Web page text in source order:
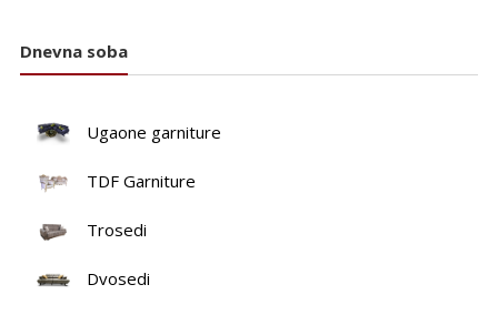
Dnevna soba
Ugaone garniture
TDF Garniture
Trosedi
Dvosedi